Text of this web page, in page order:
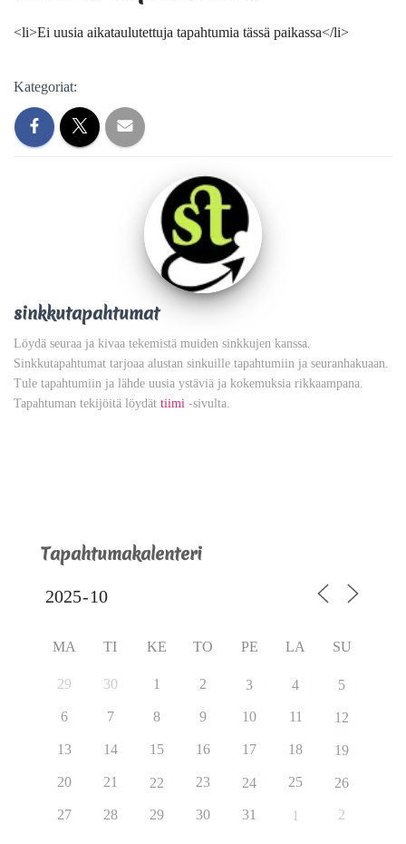
<li>Ei uusia aikataulutettuja tapahtumia tässä paikassa</li>
Kategoriat:
sinkkutapahtumat
Löydä seuraa ja kivaa tekemistä muiden sinkkujen kanssa.
Sinkkutapahtumat tarjoaa alustan sinkuille tapahtumiin ja seuranhakuaan.
Tule tapahtumiin ja lähde uusia ystäviä ja kokemuksia rikkaampana.
Tapahtuman tekijöitä löydät tiimi -sivulta.
Tapahtumakalenteri
MA TI KE TO PE LA SU
29 30 1 2 3 4 5
6 7 8 9 10 11 12
13 14 15 16 17 18 19
20 21 22 23 24 25 26
27 28 29 30 31 1 2